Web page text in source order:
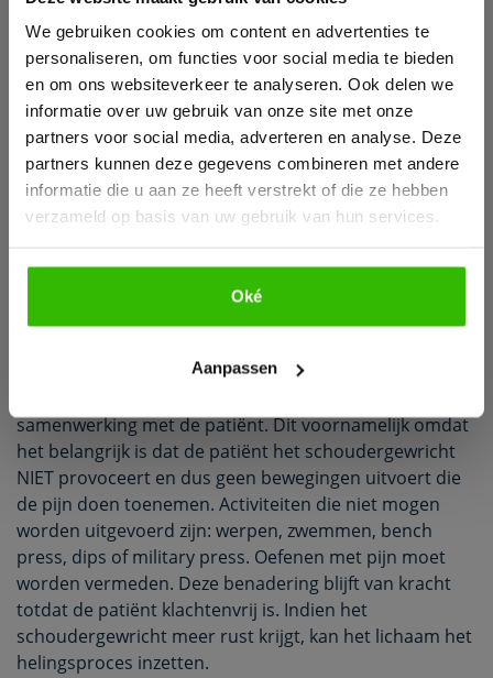
We gebruiken cookies om content en advertenties te
personaliseren, om functies voor social media te bieden
en om ons websiteverkeer te analyseren. Ook delen we
informatie over uw gebruik van onze site met onze
partners voor social media, adverteren en analyse. Deze
partners kunnen deze gegevens combineren met andere
informatie die u aan ze heeft verstrekt of die ze hebben
verzameld op basis van uw gebruik van hun services.
Oké
Aanpassen
Hoe wordt
schouderinstabiliteit
. Het succes van het behandelen van deze
samenwerking met de patiënt. Dit voornamelijk omdat
het belangrijk is dat de patiënt het schoudergewricht
NIET provoceert en dus geen bewegingen uitvoert die
de pijn doen toenemen. Activiteiten die niet mogen
worden uitgevoerd zijn: werpen, zwemmen, bench
press, dips of military press. Oefenen met pijn moet
worden vermeden. Deze benadering blijft van kracht
totdat de patiënt klachtenvrij is. Indien het
schoudergewricht meer rust krijgt, kan het lichaam het
helingsproces inzetten.
Bekijk e-book